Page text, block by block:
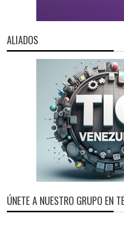
ALIADOS
ÚNETE A NUESTRO GRUPO EN